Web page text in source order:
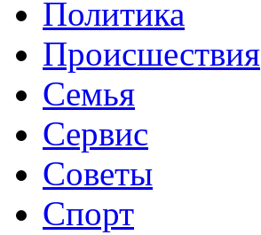
Политика
Происшествия
Семья
Сервис
Советы
Спорт